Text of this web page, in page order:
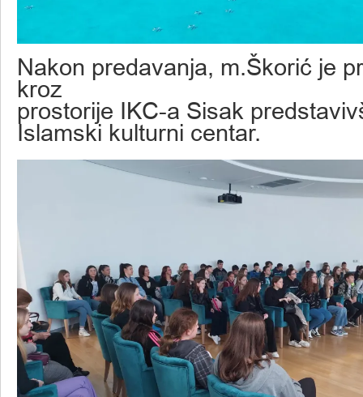
Nakon predavanja, m.Škorić je
kroz
prostorije IKC-a Sisak
Islamski kulturni centar.